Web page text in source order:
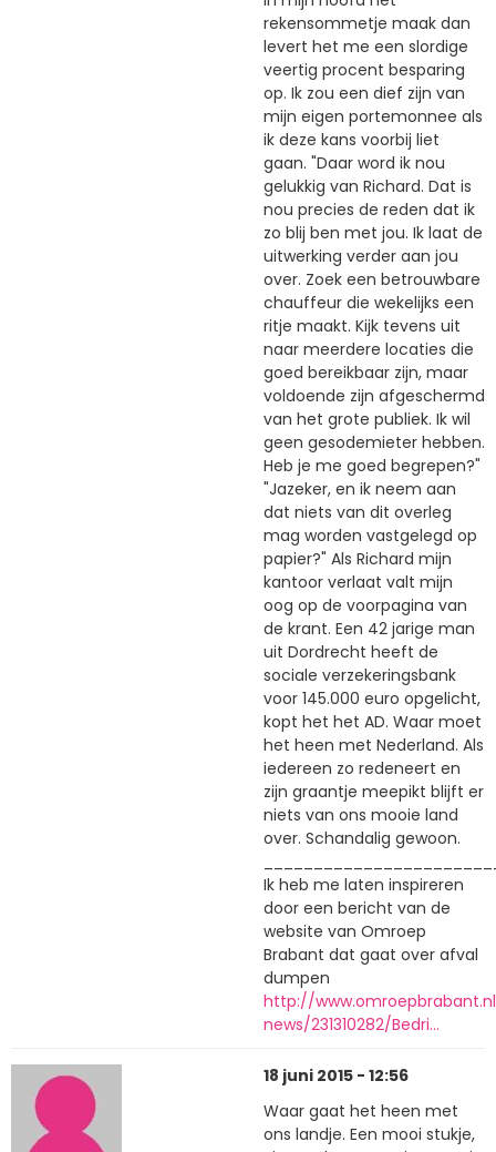
rekensommetje maak dan
levert het me een slordige
veertig procent besparing
op. Ik zou een dief zijn van
mijn eigen portemonnee als
ik deze kans voorbij liet
gaan. "Daar word ik nou
gelukkig van Richard. Dat is
nou precies de reden dat ik
zo blij ben met jou. Ik laat de
uitwerking verder aan jou
over. Zoek een betrouwbare
chauffeur die wekelijks een
ritje maakt. Kijk tevens uit
naar meerdere locaties die
goed bereikbaar zijn, maar
voldoende zijn afgeschermd
van het grote publiek. Ik wil
geen gesodemieter hebben.
Heb je me goed begrepen?"
"Jazeker, en ik neem aan
dat niets van dit overleg
mag worden vastgelegd op
papier?" Als Richard mijn
kantoor verlaat valt mijn
oog op de voorpagina van
de krant. Een 42 jarige man
uit Dordrecht heeft de
sociale verzekeringsbank
voor 145.000 euro opgelicht,
kopt het het AD. Waar moet
het heen met Nederland. Als
iedereen zo redeneert en
zijn graantje meepikt blijft er
niets van ons mooie land
over. Schandalig gewoon.
Ik heb me laten inspireren
door een bericht van de
website van Omroep
Brabant dat gaat over afval
dumpen
http://
news/231310282/Bedri…
18 juni 2015 - 12:56
Waar gaat het heen met
ons landje. Een mooi stukje,